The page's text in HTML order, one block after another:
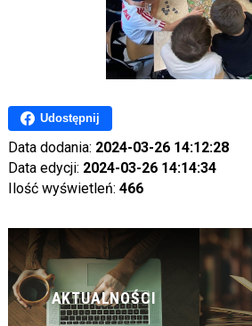
Udostępnij
Data dodania: 2024-03-26 14:12:28
Data edycji: 2024-03-26 14:14:34
Ilość wyświetleń: 466
AKTUALNOŚCI